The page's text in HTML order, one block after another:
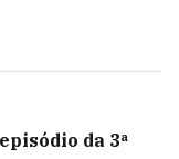
da 3ª